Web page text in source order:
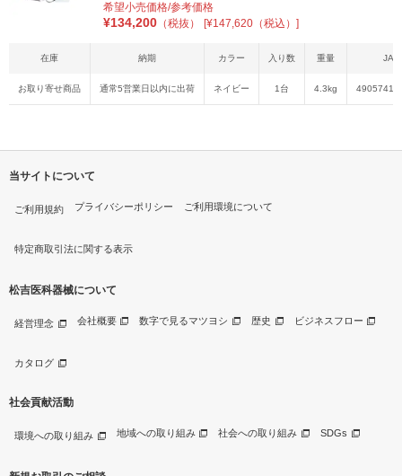
希望小売価格/参考価格
¥134,200 （税抜） [¥147,620（税込）]
在庫 納期 カラー 入り数 重量 JAN
お取り寄せ商品 通常5営業日以内に出荷 ネイビー 1台 4.3kg
当サイトについて
ご利用規約 プライバシーポリシー ご利用環境について
特定商取引法に関する表示
松吉医科器械について
経営理念 会社概要 数字で見るマツヨシ 歴史 ビジネスフロー
カタログ
社会貢献活動
環境への取り組み 地域への取り組み 社会への取り組み SDGs